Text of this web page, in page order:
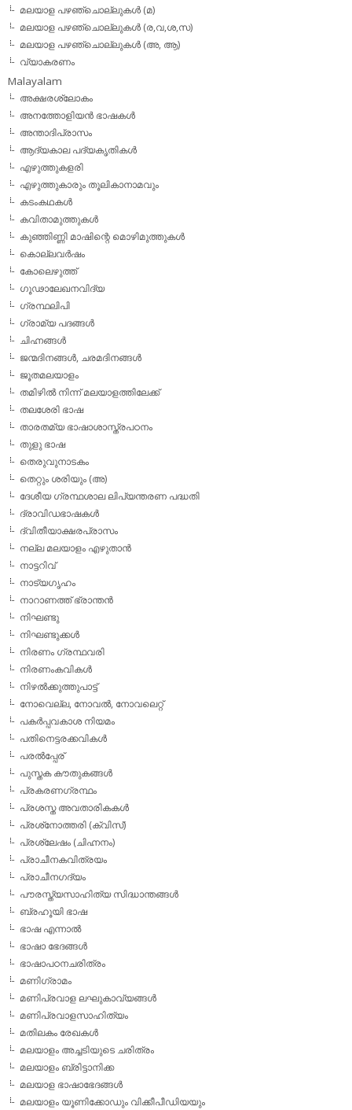
മലയാള പഴഞ്ചൊല്ലുകള്‍ (മ)
മലയാള പഴഞ്ചൊല്ലുകള്‍ (ര,വ,ശ,സ)
മലയാള പഴഞ്ചൊല്ലുകൾ (അ, ആ)
വ്യാകരണം
Malayalam
അക്ഷരശ്ലോകം
അനത്തോളിയന്‍ ഭാഷകള്‍
അന്താദിപ്രാസം
ആദ്യകാല പദ്യകൃതികള്‍
എഴുത്തുകളരി
എഴുത്തുകാരും തൂലികാനാമവും
കടംകഥകള്‍
കവിതാമുത്തുകള്‍
കുഞ്ഞിണ്ണി മാഷിന്റെ മൊഴിമുത്തുകള്‍
കൊല്ലവര്‍ഷം
കോലെഴുത്ത്
ഗൂഢാലേഖനവിദ്യ
ഗ്രന്ഥലിപി
ഗ്രാമ്യ പദങ്ങള്‍
ചിഹ്നങ്ങള്‍
ജന്മദിനങ്ങള്‍, ചരമദിനങ്ങള്‍
ജൂതമലയാളം
തമിഴില്‍ നിന്ന് മലയാളത്തിലേക്ക്
തലശേരി ഭാഷ
താരതമ്യ ഭാഷാശാസ്ത്രപഠനം
തുളു ഭാഷ
തെരുവുനാടകം
തെറ്റും ശരിയും (അ)
ദേശീയ ഗ്രന്ഥശാല ലിപ്യന്തരണ പദ്ധതി
ദ്രാവിഡഭാഷകള്‍
ദ്വിതീയാക്ഷരപ്രാസം
നല്ല മലയാളം എഴുതാന്‍
നാട്ടറിവ്
നാട്യഗൃഹം
നാറാണത്ത് ഭ്രാന്തന്‍
നിഘണ്ടു
നിഘണ്ടുക്കള്‍
നിരണം ഗ്രന്ഥവരി
നിരണംകവികള്‍
നിഴല്‍ക്കുത്തുപാട്ട്
നോവെല്ല, നോവല്‍, നോവലെറ്റ്
പകര്‍പ്പവകാശ നിയമം
പതിനെട്ടരക്കവികള്‍
പരല്‍പ്പേര്
പുസ്തക കൗതുകങ്ങള്‍
പ്രകരണഗ്രന്ഥം
പ്രശസ്ത അവതാരികകള്‍
പ്രശ്‌നോത്തരി (ക്വിസ്)
പ്രശ്ലേഷം (ചിഹ്നനം)
പ്രാചീനകവിത്രയം
പ്രാചീനഗദ്യം
പൗരസ്ത്യസാഹിത്യ സിദ്ധാന്തങ്ങള്‍
ബ്രഹൂയി ഭാഷ
ഭാഷ എന്നാല്‍
ഭാഷാ ഭേദങ്ങള്‍
ഭാഷാപഠനചരിത്രം
മണിഗ്രാമം
മണിപ്രവാള ലഘുകാവ്യങ്ങള്‍
മണിപ്രവാളസാഹിത്യം
മതിലകം രേഖകള്‍
മലയാളം അച്ചടിയുടെ ചരിത്രം
മലയാളം ബ്രിട്ടാനിക്ക
മലയാള ഭാഷാഭേദങ്ങള്‍
മലയാളം യൂണിക്കോഡും വിക്കീപീഡിയയും